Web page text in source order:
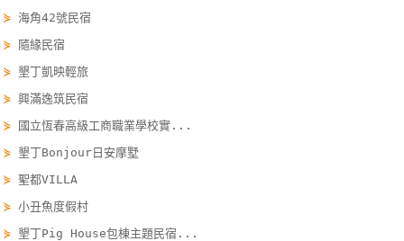
顧
客
意
度
訂
單
管
理
⋟ 海角42號民宿
⋟ 隨緣民宿
⋟ 墾丁凱映輕旅
⋟興滿逸筑民宿
⋟
國立恆春高級工商職業學校實...
⋟ 墾丁Bonjour日安摩墅
⋟聖都VILLA
⋟小丑魚度假村
⋟ 墾丁Pig House包棟主題民宿...